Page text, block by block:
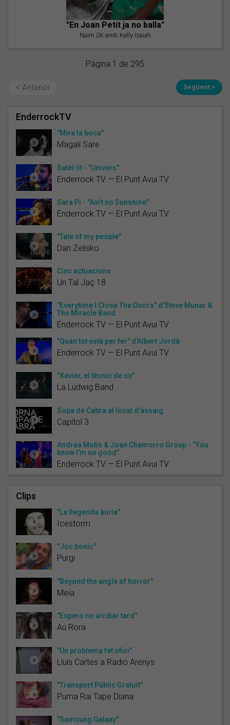
"En Joan Petit ja no balla"
Naim SK amb Kelly Isaiah
Pàgina 1 de 295
< Anterior Següent >
EnderrockTV
"Mira la boca"
Magalí Sare
Satèl·lit - "Univers"
Enderrock TV — El Punt Avui TV
Sara Pi - "Ain't no Sunshine"
Enderrock TV — El Punt Avui TV
"Tale of my people"
Dan Zelisko
Cinc actuacions
Un Tal Jaç 18
"Everytime I Close The Doors" d'Steve Munar &
The Miracle Band
Enderrock TV — El Punt Avui TV
"Quan tot està per fer" d'Albert Jordà
Enderrock TV — El Punt Avui TV
"Xavier, el tècnic de so"
La Ludwig Band
Sopa de Cabra al local d'assaig
Capítol 3
Andrea Motis & Joan Chamorro Group - “You
know I'm no good”
Enderrock TV — El Punt Avui TV
Clips
"La llegenda àuria"
Icestorm
"Joc bonic"
Purgi
"Beyond the angle of horror"
Meïa
"Espero no arribar tard"
Au Rora
"Un problema fet ofici"
Lluís Cartes a Radio Arenys
"Transport Públic Gratuït"
Puma Rai Tape Diana
"Samsung Galaxy"